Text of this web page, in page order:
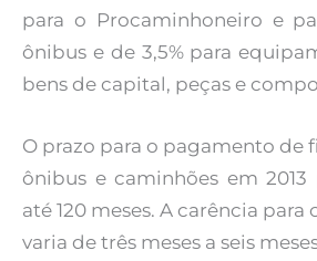
para o Procaminhoneiro e
ônibus e de 3,5% para
bens de capital, peças e
O prazo para o pagamento de
ônibus e caminhões em 2013
até 120 meses. A carência
varia de três meses a seis